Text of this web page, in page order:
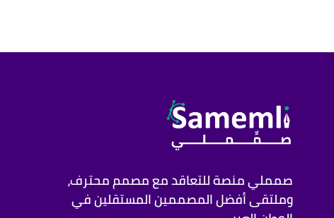
صمملي منصة للتعاقد مع مصمم محترف،
وملتقى أفضل المصممين المستقلين في